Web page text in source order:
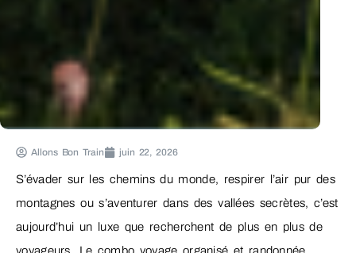
Allons Bon Train juin 22, 2026
S’évader sur les chemins du monde, respirer l’air pur des
montagnes ou s’aventurer dans des vallées secrètes, c’est
aujourd’hui un luxe que recherchent de plus en plus de